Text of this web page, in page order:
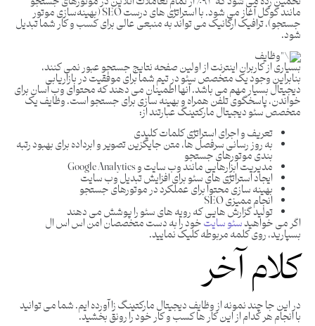
مانند گوگل آغاز می شود. با استراتژی‌ های درست SEO (بهینه‌سازی موتور
جستجو)، ترافیک ارگانیک می ‌تواند به منبعی عالی برای کسب و کار شما تبدیل
شود.
بسیاری از کاربران اینترنت از اولین صفحه نتایج جستجو عبور نمی کنند،
بنابراین وجود یک متخصص سئو در تیم شما برای موفقیت در بازاریابی
دیجیتال بسیار مهم می باشد. آنها اطمینان می دهند که محتوای وب آسان برای
خواندن، پاسخگوی تلفن همراه و بهینه سازی برای جستجو است. وظایف یک
متخصص سئو دیجیتال مارکتینگ عبارتند از:
تعریف و اجرای استراتژی کلمات کلیدی
به روز رسانی سرفصل ها، متن جایگزین تصویر و ابرداده برای بهبود رتبه
بندی موتورهای جستجو
مدیریت ابزارهایی مانند وب سایت و Google Analytics
ایجاد استراتژی های سئو برای افزایش تبدیل وب سایت
بهینه سازی محتوا برای عملکرد در موتورهای جستجو
انجام ممیزی SEO
تولید گزارش هایی که رویه های سئو را پوشش می دهند
اگر می خواهیدسئو سایتخود را به دست متخصصان امن اس اس ال
بسپارید، روی کلمه مربوطه کلیک نمایید.
کلام آخر
در این جا چند نمونه از وظایف دیجیتال مارکتینگ زا آورده ایم. شما می توانید
با انجام هر کدام از این کار ها کسب و کار خود را رونق بخشید.